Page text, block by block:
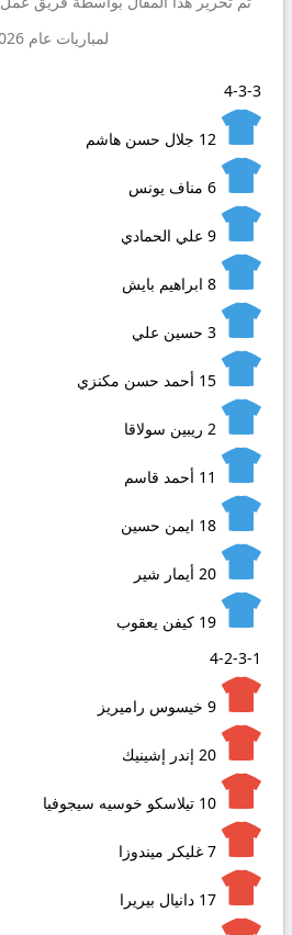
لمباريات عام 2026.
4-3-3
12 جلال حسن هاشم
6 مناف يونس
9 علي الحمادي
8 ابراهيم بايش
3 حسين علي
15 أحمد حسن مكنزي
2 ريبين سولاقا
11 أحمد قاسم
18 ايمن حسين
20 أيمار شير
19 كيفن يعقوب
4-2-3-1
9 خيسوس راميريز
20 إندر إشينيك
10 تيلاسكو خوسيه سيجوفيا
7 غليكر ميندوزا
17 دانيال بيريرا